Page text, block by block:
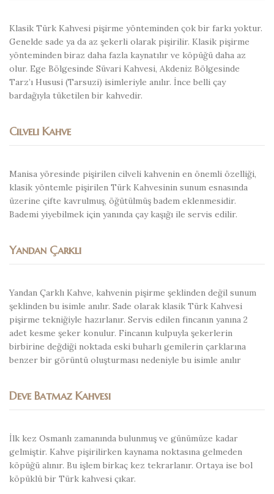
Klasik Türk Kahvesi pişirme yönteminden çok bir farkı yoktur.
Genelde sade ya da az şekerli olarak pişirilir. Klasik pişirme
yönteminden biraz daha fazla kaynatılır ve köpüğü daha az
olur. Ege Bölgesinde Süvari Kahvesi, Akdeniz Bölgesinde
Tarz’ı Hususi (Tarsuzi) isimleriyle anılır. İnce belli çay
bardağıyla tüketilen bir kahvedir.
Cilveli Kahve
Manisa yöresinde pişirilen cilveli kahvenin en önemli özelliği,
klasik yöntemle pişirilen Türk Kahvesinin sunum esnasında
üzerine çifte kavrulmuş, öğütülmüş badem eklenmesidir.
Bademi yiyebilmek için yanında çay kaşığı ile servis edilir.
Yandan Çarklı
Yandan Çarklı Kahve, kahvenin pişirme şeklinden değil sunum
şeklinden bu isimle anılır. Sade olarak klasik Türk Kahvesi
pişirme tekniğiyle hazırlanır. Servis edilen fincanın yanına 2
adet kesme şeker konulur. Fincanın kulpuyla şekerlerin
birbirine değdiği noktada eski buharlı gemilerin çarklarına
benzer bir görüntü oluşturması nedeniyle bu isimle anılır
Deve Batmaz Kahvesi
İlk kez Osmanlı zamanında bulunmuş ve günümüze kadar
gelmiştir. Kahve pişirilirken kaynama noktasına gelmeden
köpüğü alınır. Bu işlem birkaç kez tekrarlanır. Ortaya ise bol
köpüklü bir Türk kahvesi çıkar.